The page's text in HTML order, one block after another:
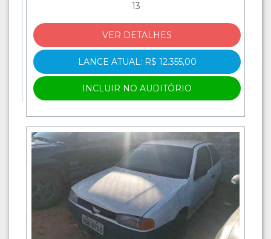
13
VER DETALHES
LANCE ATUAL: R$ 12.355,00
INCLUIR NO AUDITÓRIO